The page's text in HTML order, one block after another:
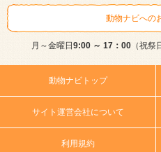
動物ナビへの
月～金曜日 9:00 ～ 17：00（祝祭
動物ナビトップ
サイト運営会社について
利用規約